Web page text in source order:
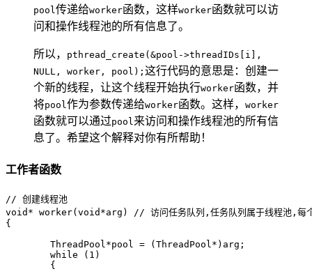
pool传递给worker函数，这样worker函数就可以访
问和操作线程池的所有信息了。
所以，
pthread_create(&pool->threadIDs[i],
NULL, worker, pool); 这行代码的意思是：创建一
个新的线程，让这个线程开始执行worker函数，并
将pool作为参数传递给worker函数。这样， worker
函数就可以通过pool来访问和操作线程池的所有信
息了。希望这个解释对你有所帮助！
工作者函数
// 创建线程池
void* worker(void*arg) // 访问任务队列,任务队列属于线程池,每个
{